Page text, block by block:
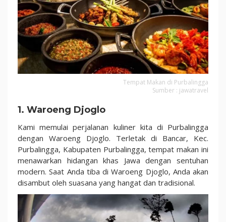
Tempat Makan di Purbalingga
Sumber : jawatravel
1. Waroeng Djoglo
Kami memulai perjalanan kuliner kita di Purbalingga
dengan Waroeng Djoglo. Terletak di Bancar, Kec.
Purbalingga, Kabupaten Purbalingga, tempat makan ini
menawarkan hidangan khas Jawa dengan sentuhan
modern. Saat Anda tiba di Waroeng Djoglo, Anda akan
disambut oleh suasana yang hangat dan tradisional.